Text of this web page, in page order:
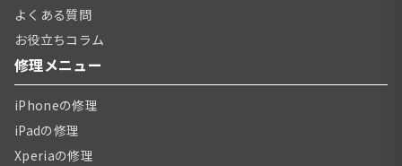
よくある質問
お役立ちコラム
修理メニュー
iPhoneの修理
iPadの修理
Xperiaの修理